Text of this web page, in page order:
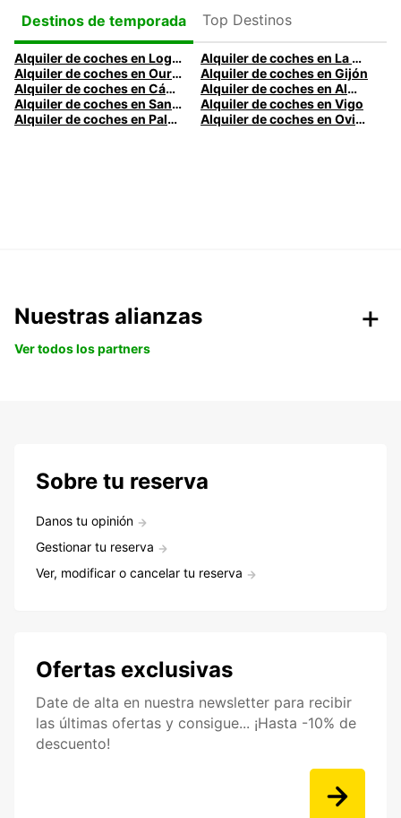
Destinos de temporada
Top Destinos
Alquiler de coches en Logroño
Alquiler de coches en La Coruña
Alquiler de coches en Ourense
Alquiler de coches en Gijón
Alquiler de coches en Cádiz
Alquiler de coches en Almería
Alquiler de coches en Santander
Alquiler de coches en Vigo
Alquiler de coches en Palma
Alquiler de coches en Oviedo
Nuestras alianzas
Ver todos los partners
Sobre tu reserva
Danos tu opinión
Gestionar tu reserva
Ver, modificar o cancelar tu reserva
Ofertas exclusivas
Date de alta en nuestra newsletter para recibir
las últimas ofertas y consigue... ¡Hasta -10% de
descuento!